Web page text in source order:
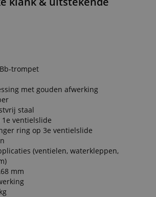
trompet
met gouden afwerking
staal
ventielslide
ring op 3e ventielslide
(ventielen, waterkleppen,
mm